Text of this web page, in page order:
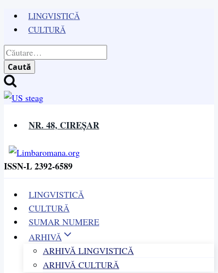
Skip
content
LINGVISTICĂ
CULTURĂ
Caută
după:
NR. 48, CIREȘAR
ISSN-L 2392-6589
LINGVISTICĂ
CULTURĂ
SUMAR NUMERE
ARHIVĂ
ARHIVĂ LINGVISTICĂ
ARHIVĂ CULTURĂ